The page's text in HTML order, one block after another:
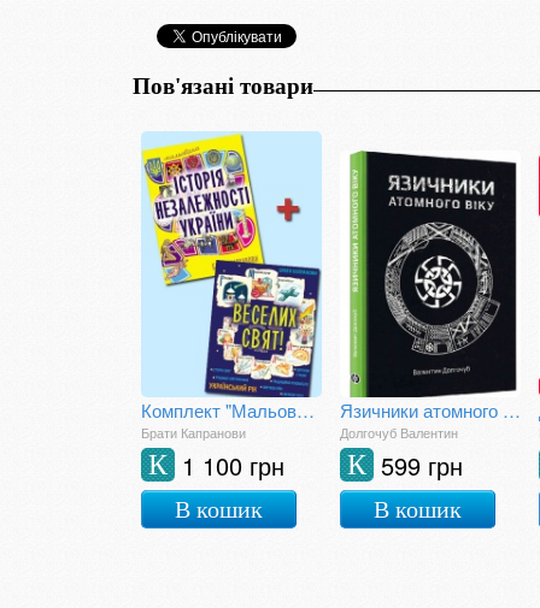
Пов'язані товари
Комплект "Мальована історія Незалежності України", "Веселих свят!"
Брати Капранови
1 100 грн
К
В кошик
Язичники атомного віку
Долгочуб Валентин
599 грн
К
В кошик